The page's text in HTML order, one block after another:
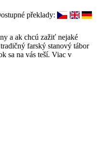
překlady:
a ak chcú zažiť nejaké
farský stanový tábor
sa na vás teší. Viac v